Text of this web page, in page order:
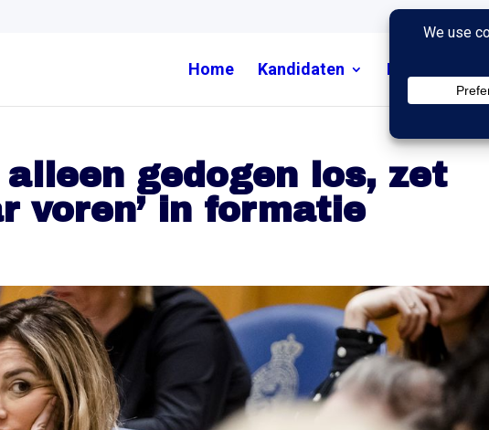
Home Kandidaten Nieuws
gedogen los, zet
voren’ in formatie